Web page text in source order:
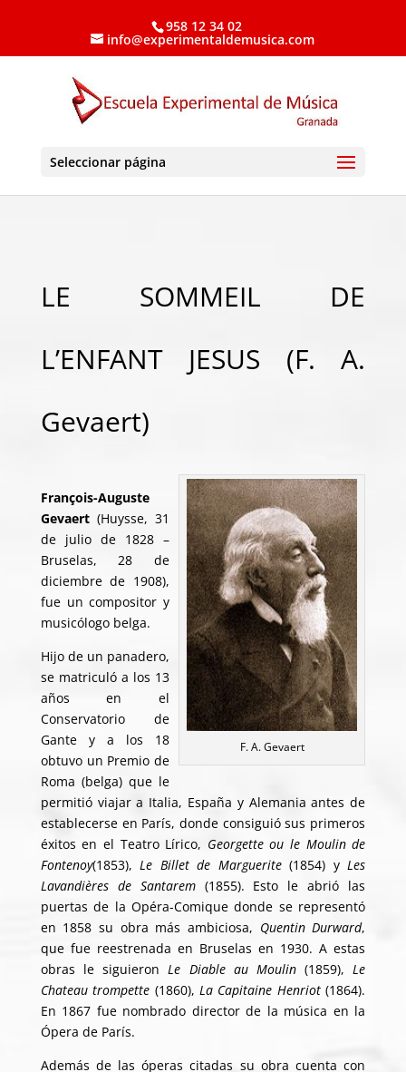
958 12 34 02
info@experimentaldemusica.com
Seleccionar página
LE SOMMEIL DE
L’ENFANT JESUS (F. A.
Gevaert)
F. A. Gevaert
François-Auguste
Gevaert(Huysse, 31
de julio de 1828 –
Bruselas, 28 de
diciembre de 1908),
fue un compositor y
musicólogo belga.
Hijo de un panadero,
se matriculó a los 13
años en el
Conservatorio de
Gante y a los 18
obtuvo un Premio de
Roma (belga) que le
permitió viajar a Italia, España y Alemania antes de
establecerse en París, donde consiguió sus primeros
éxitos en el Teatro Lírico, Georgette ou le Moulin de
Fontenoy(1853),Le Billet de Marguerite(1854) yLes
Lavandières de Santarem(1855). Esto le abrió las
puertas de la Opéra-Comique donde se representó
en 1858 su obra más ambiciosa, Quentin Durward,
que fue reestrenada en Bruselas en 1930. A estas
obras le siguieronLe Diable au Moulin(1859),Le
Chateau trompette (1860), La Capitaine Henriot(1864).
En 1867 fue nombrado director de la música en la
Ópera de París.
Además de las óperas citadas su obra cuenta con